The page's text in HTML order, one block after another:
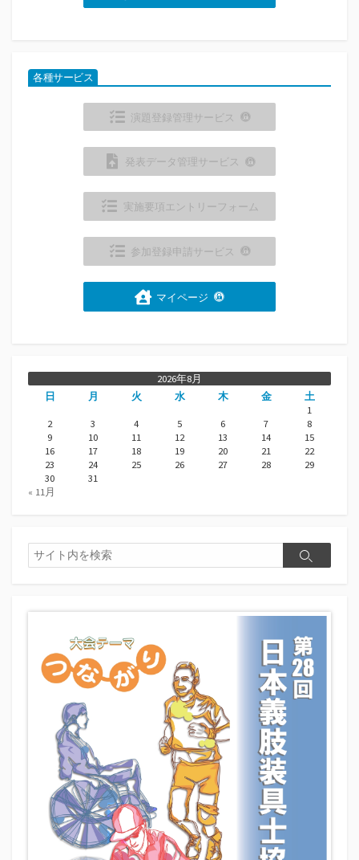
各種サービス
演題登録管理サービス
発表データ管理サービス
実施要項エントリーフォーム
参加登録申請サービス
マイページ
2026年8月
日
月 火 水 木 金
土
1
2
3 4 5 6 7
8
9
10 11 12 13 14
15
16
17 18 19 20 21
22
23
24 25 26 27 28
29
30
31
« 11月
検
索
検